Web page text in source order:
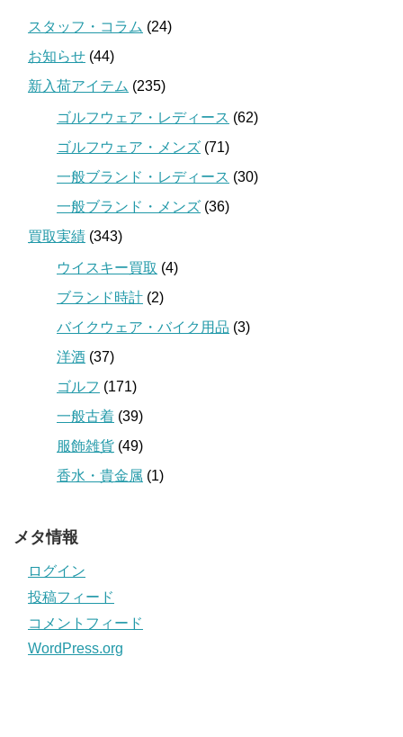
スタッフ・コラム (24)
お知らせ (44)
新入荷アイテム (235)
ゴルフウェア・レディース (62)
ゴルフウェア・メンズ (71)
一般ブランド・レディース (30)
一般ブランド・メンズ (36)
買取実績 (343)
ウイスキー買取 (4)
ブランド時計 (2)
バイクウェア・バイク用品 (3)
洋酒 (37)
ゴルフ (171)
一般古着 (39)
服飾雑貨 (49)
香水・貴金属 (1)
メタ情報
ログイン
投稿フィード
コメントフィード
WordPress.org